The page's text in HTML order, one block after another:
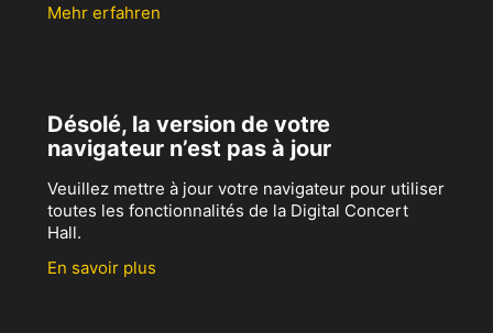
Mehr erfahren
Désolé, la version de votre
navigateur n’est pas à jour
Veuillez mettre à jour votre navigateur pour utiliser
toutes les fonctionnalités de la Digital Concert
Hall.
En savoir plus